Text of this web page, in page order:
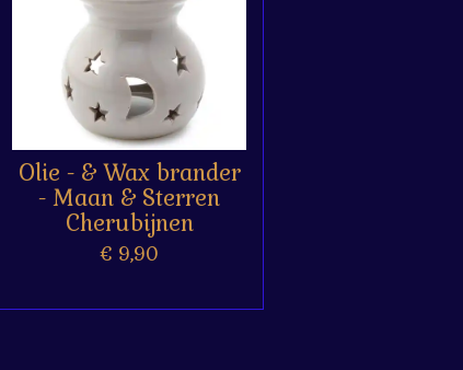
Olie - & Wax brander
- Maan & Sterren
Cherubijnen
€ 9,90